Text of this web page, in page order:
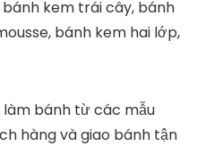
kem trái cây, bánh
bánh kem hai lớp,
làm bánh từ các mẫu
hàng và giao bánh tận